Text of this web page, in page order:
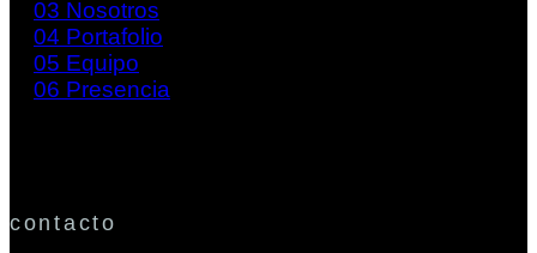
03 Nosotros
04 Portafolio
05 Equipo
06 Presencia
contacto